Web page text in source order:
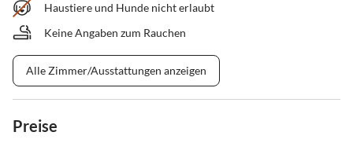
Haustiere und Hunde nicht erlaubt
Keine Angaben zum Rauchen
Alle Zimmer/Ausstattungen anzeigen
Preise